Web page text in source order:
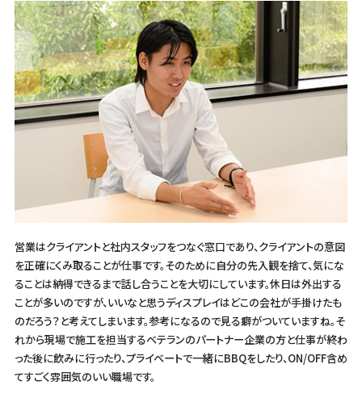
営業はクライアントと社内スタッフをつなぐ窓口であり、クライアントの意図
を正確にくみ取ることが仕事です。そのために自分の先入観を捨て、気にな
ることは納得できるまで話し合うことを大切にしています。休日は外出する
ことが多いのですが、いいなと思うディスプレイはどこの会社が手掛けたも
のだろう？と考えてしまいます。参考になるので見る癖がついていますね。そ
れから現場で施工を担当するベテランのパートナー企業の方と仕事が終わ
った後に飲みに行ったり、プライベートで一緒にBBQをしたり、ON/OFF含め
てすごく雰囲気のいい職場です。